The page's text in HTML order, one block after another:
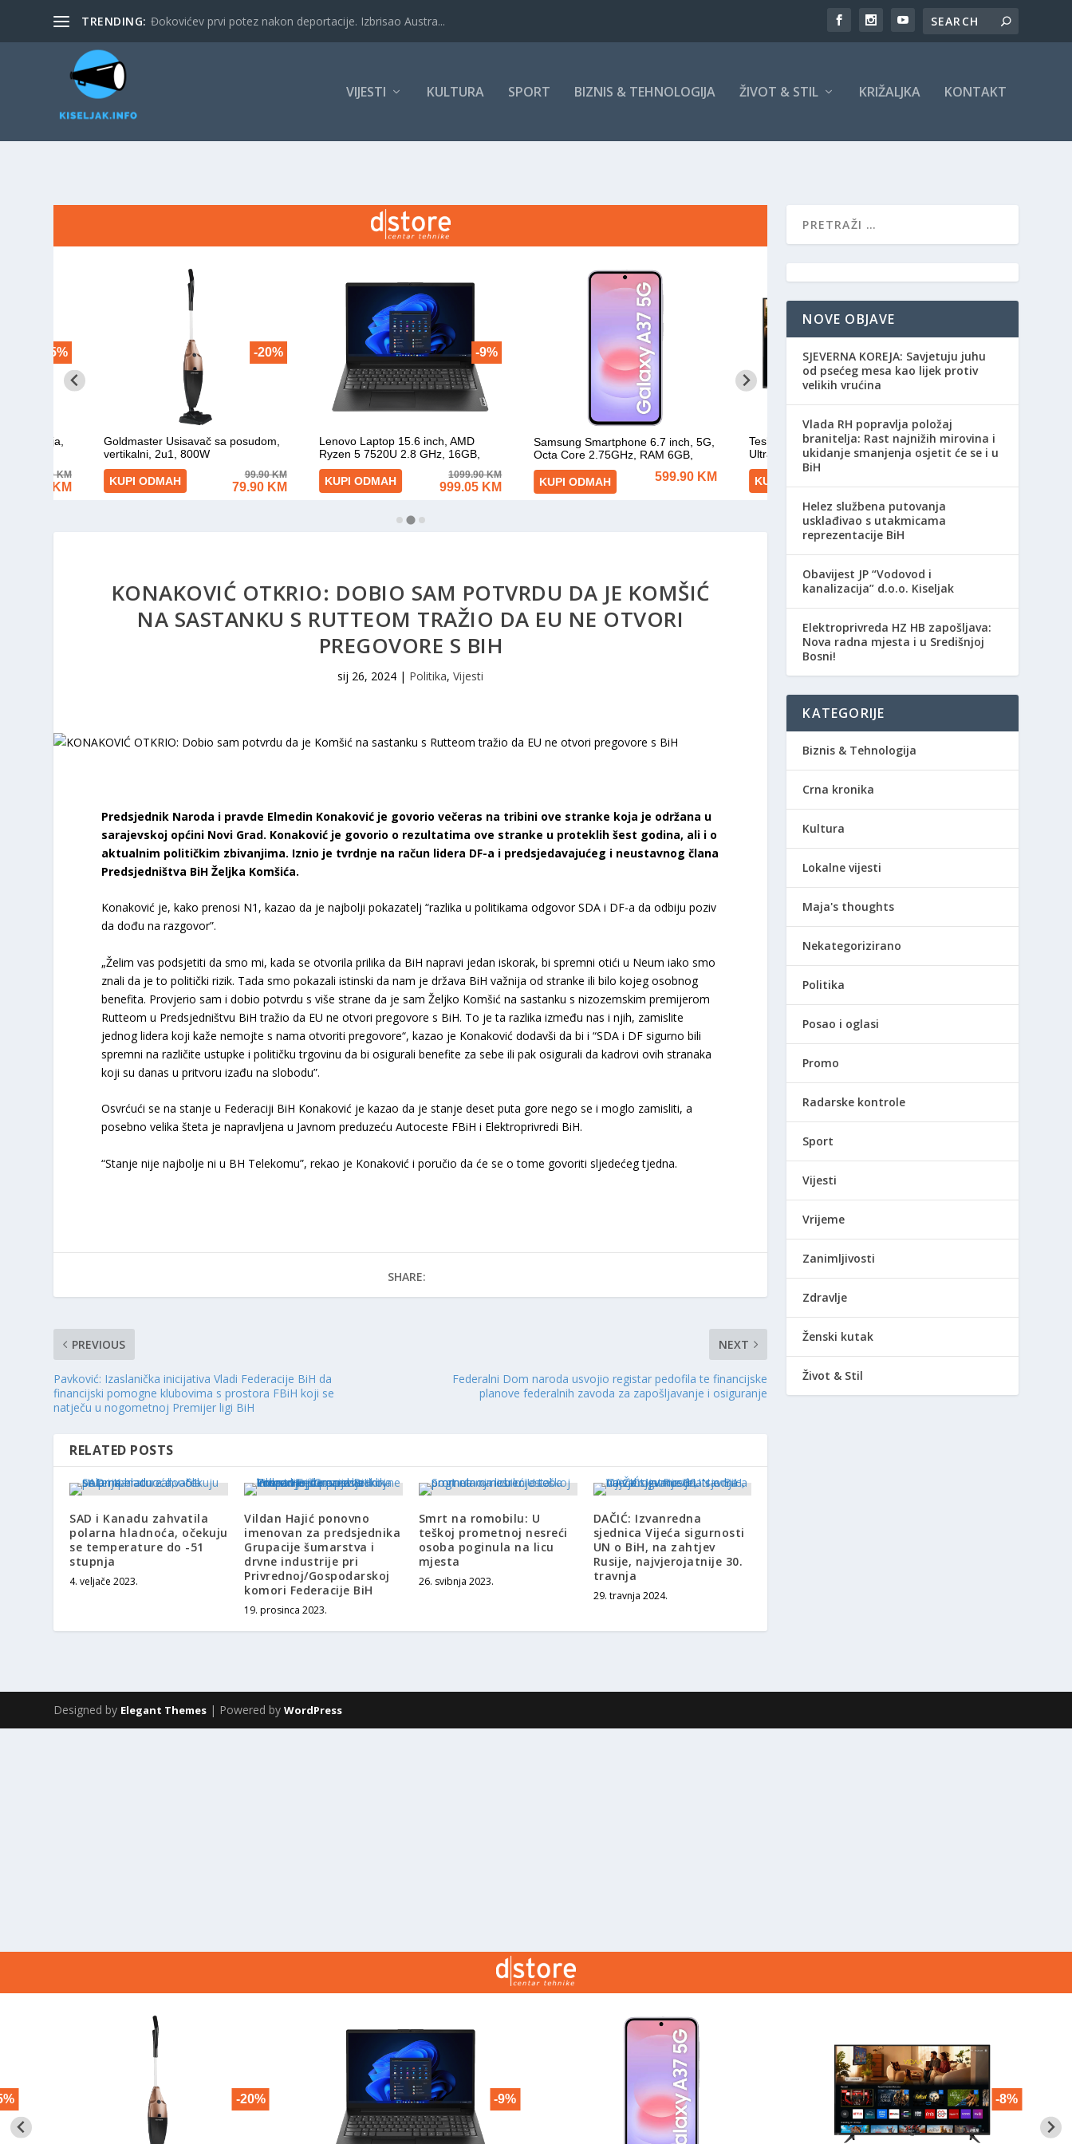
TRENDING: Đokovićev prvi potez nakon deportacije. Izbrisao Austra...
VIJESTI KULTURA SPORT BIZNIS & TEHNOLOGIJA ŽIVOT & STIL KRIŽALJKA KONTAKT
KONAKOVIĆ OTKRIO: DOBIO SAM POTVRDU DA JE KOMŠIĆ
NA SASTANKU S RUTTEOM TRAŽIO DA EU NE OTVORI
PREGOVORE S BIH
sij 26, 2024 | Politika,Vijesti
Predsjednik Naroda i pravde Elmedin Konaković je govorio večeras na tribini ove stranke koja je održana u
sarajevskoj općini Novi Grad. Konaković je govorio o rezultatima ove stranke u proteklih šest godina, ali i o
aktualnim političkim zbivanjima. Iznio je tvrdnje na račun lidera DF-a i predsjedavajućeg i neustavnog člana
Predsjedništva BiH Željka Komšića.
Konaković je, kako prenosi N1, kazao da je najbolji pokazatelj “razlika u politikama odgovor SDA i DF-a da odbiju poziv
da dođu na razgovor”.
„Želim vas podsjetiti da smo mi, kada se otvorila prilika da BiH napravi jedan iskorak, bi spremni otići u Neum iako smo
znali da je to politički rizik. Tada smo pokazali istinski da nam je država BiH važnija od stranke ili bilo kojeg osobnog
benefita. Provjerio sam i dobio potvrdu s više strane da je sam Željko Komšić na sastanku s nizozemskim premijerom
Rutteom u Predsjedništvu BiH tražio da EU ne otvori pregovore s BiH. To je ta razlika između nas i njih, zamislite
jednog lidera koji kaže nemojte s nama otvoriti pregovore“, kazao je Konaković dodavši da bi i “SDA i DF sigurno bili
spremni na različite ustupke i političku trgovinu da bi osigurali benefite za sebe ili pak osigurali da kadrovi ovih stranaka
koji su danas u pritvoru izađu na slobodu”.
Osvrćući se na stanje u Federaciji BiH Konaković je kazao da je stanje deset puta gore nego se i moglo zamisliti, a
posebno velika šteta je napravljena u Javnom preduzeću Autoceste FBiH i Elektroprivredi BiH.
“Stanje nije najbolje ni u BH Telekomu”, rekao je Konaković i poručio da će se o tome govoriti sljedećeg tjedna.
SHARE:
PREVIOUS
Pavković: Izaslanička inicijativa Vladi Federacije BiH da
financijski pomogne klubovima s prostora FBiH koji se
natječu u nogometnoj Premijer ligi BiH
NEXT
Federalni Dom naroda usvojio registar pedofila te financijske
planove federalnih zavoda za zapošljavanje i osiguranje
RELATED POSTS
SAD i Kanadu zahvatila
polarna hladnoća, očekuju
se temperature do -51
stupnja
4. veljače 2023.
Vildan Hajić ponovno
imenovan za predsjednika
Grupacije šumarstva i
drvne industrije pri
Privrednoj/Gospodarskoj
komori Federacije BiH
19. prosinca 2023.
Smrt na romobilu: U
teškoj prometnoj nesreći
osoba poginula na licu
mjesta
26. svibnja 2023.
DAČIĆ: Izvanredna
sjednica Vijeća sigurnosti
UN o BiH, na zahtjev
Rusije, najvjerojatnije 30.
travnja
29. travnja 2024.
NOVE OBJAVE
SJEVERNA KOREJA: Savjetuju juhu
od psećeg mesa kao lijek protiv
velikih vrućina
Vlada RH popravlja položaj
branitelja: Rast najnižih mirovina i
ukidanje smanjenja osjetit će se i u
BiH
Helez službena putovanja
usklađivao s utakmicama
reprezentacije BiH
Obavijest JP “Vodovod i
kanalizacija” d.o.o. Kiseljak
Elektroprivreda HZ HB zapošljava:
Nova radna mjesta i u Središnjoj
Bosni!
KATEGORIJE
Biznis & Tehnologija
Crna kronika
Kultura
Lokalne vijesti
Maja's thoughts
Nekategorizirano
Politika
Posao i oglasi
Promo
Radarske kontrole
Sport
Vijesti
Vrijeme
Zanimljivosti
Zdravlje
Ženski kutak
Život & Stil
Designed by Elegant Themes | Powered byWordPress